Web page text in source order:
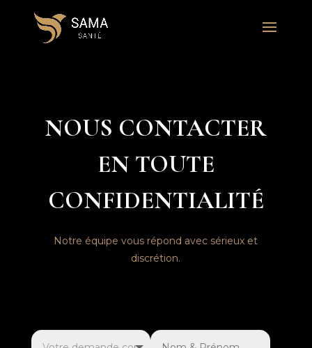
NOUS CONTACTER
EN TOUTE
CONFIDENTIALITÉ
Notre équipe vous répond avec sérieux et
discrétion.